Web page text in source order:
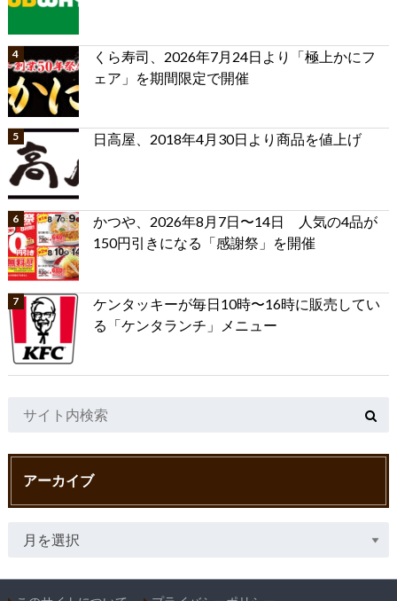
くら寿司、2026年7月24日より「極上かにフ
ェア」を期間限定で開催
日高屋、2018年4月30日より商品を値上げ
かつや、2026年8月7日〜14日 人気の4品が
150円引きになる「感謝祭」を開催
ケンタッキーが毎日10時〜16時に販売してい
る「ケンタランチ」メニュー
アーカイブ